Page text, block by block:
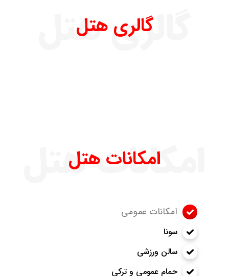
گالری هتل
گالری هتل
امکانات هتل
امکانات هتل
امکانات عمومی
سونا
سالن ورزشی
حمام عمومی و ترکی